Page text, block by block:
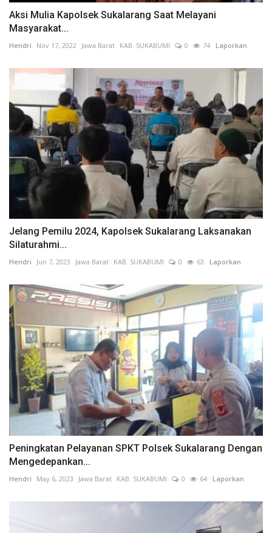
Aksi Mulia Kapolsek Sukalarang Saat Melayani
Masyarakat...
Hendri Nov 17, 2022 Jawa Barat KAB. SUKABUMI 0 74 Laporkan
Jelang Pemilu 2024, Kapolsek Sukalarang Laksanakan
Silaturahmi...
Hendri Jun 7, 2023 Jawa Barat KAB. SUKABUMI 0 63 Laporkan
Peningkatan Pelayanan SPKT Polsek Sukalarang Dengan
Mengedepankan...
Hendri May 6, 2023 Jawa Barat KAB. SUKABUMI 0 64 Laporkan